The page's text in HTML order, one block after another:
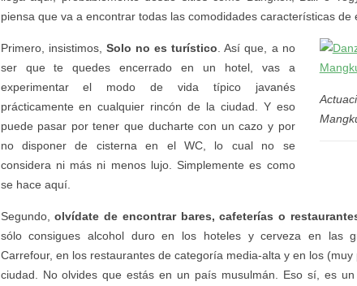
Solo no es turístico
olvídate de encontrar bares, cafeterías o